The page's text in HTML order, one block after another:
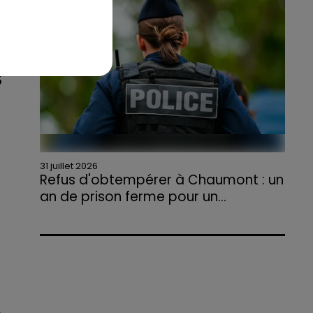
agriculteurs volontaires pour venir en aide...
31 juillet 2026
Refus d'obtempérer à Chaumont : un
an de prison ferme pour un...
l'annulation de son permis et la confiscation